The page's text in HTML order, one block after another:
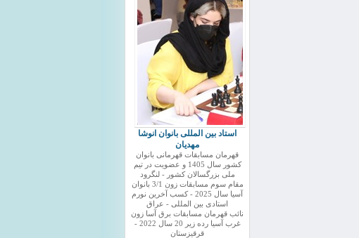
استاد بین المللی بانوان انوشا
مهدیان
قهرمان مسابقات قهرمانی بانوان
کشور سال 1405 و عضویت در تیم
ملی بزرگسالان کشور - لنگرود
مقام سوم مسابقات زون 3/1 بانوان
آسیا سال 2025 - کسب آخرین نورم
استادی بین المللی - عراق
نائب قهرمان مسابقات برق آسا زون
غرب آسیا رده زیر 20 سال 2022 -
قرقیزستان